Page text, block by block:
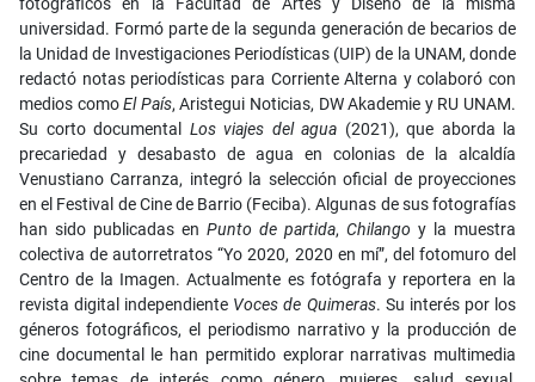
universidad. Formó parte de la segunda generación de becarios de
la Unidad de Investigaciones Periodísticas (UIP) de la UNAM, donde
redactó notas periodísticas para Corriente Alterna y colaboró con
medios comoEl País, Aristegui Noticias, DW Akademie y RU UNAM.
Su corto documental Los viajes del agua (2021), que aborda la
precariedad y desabasto de agua en colonias de la alcaldía
Venustiano Carranza, integró la selección oficial de proyecciones
en el Festival de Cine de Barrio (Feciba). Algunas de sus fotografías
han sido publicadas en Punto de partida, Chilango y la muestra
colectiva de autorretratos “Yo 2020, 2020 en mí”, del fotomuro del
Centro de la Imagen. Actualmente es fotógrafa y reportera en la
revista digital independiente Voces de Quimeras. Su interés por los
géneros fotográficos, el periodismo narrativo y la producción de
cine documental le han permitido explorar narrativas multimedia